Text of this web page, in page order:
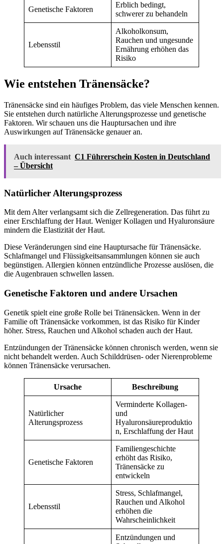
Genetische Faktoren
Erblich bedingt,
schwerer zu behandeln
Lebensstil
Alkoholkonsum,
Rauchen und ungesunde
Ernährung erhöhen das
Risiko
Wie entstehen Tränensäcke?
Tränensäcke sind ein häufiges Problem, das viele Menschen kennen.
Sie entstehen durch natürliche Alterungsprozesse und genetische
Faktoren. Wir schauen uns die Hauptursachen und ihre
Auswirkungen auf Tränensäcke genauer an.
Auch interessant C1 Führerschein Kosten in Deutschland
– Übersicht
Natürlicher Alterungsprozess
Mit dem Alter verlangsamt sich die Zellregeneration. Das führt zu
einer Erschlaffung der Haut. Weniger Kollagen und Hyaluronsäure
mindern die Elastizität der Haut.
Diese Veränderungen sind eine Hauptursache für Tränensäcke.
Schlafmangel und Flüssigkeitsansammlungen können sie auch
begünstigen. Allergien können entzündliche Prozesse auslösen, die
die Augenbrauen schwellen lassen.
Genetische Faktoren und andere Ursachen
Genetik spielt eine große Rolle bei Tränensäcken. Wenn in der
Familie oft Tränensäcke vorkommen, ist das Risiko für Kinder
höher. Stress, Rauchen und Alkohol schaden auch der Haut.
Entzündungen der Tränensäcke können chronisch werden, wenn sie
nicht behandelt werden. Auch Schilddrüsen- oder Nierenprobleme
können Tränensäcke verursachen.
Ursache Beschreibung
Natürlicher
Alterungsprozess
Verminderte Kollagen-
und
Hyaluronsäureproduktio
n, Erschlaffung der Haut
Genetische Faktoren
Familiengeschichte
erhöht das Risiko,
Tränensäcke zu
entwickeln
Lebensstil
Stress, Schlafmangel,
Rauchen und Alkohol
erhöhen die
Wahrscheinlichkeit
Entzündungen und